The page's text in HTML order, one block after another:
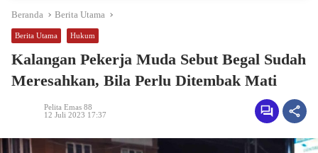
Beranda Berita Utama
Berita Utama Hukum
Kalangan Pekerja Muda Sebut Begal Sudah
Meresahkan, Bila Perlu Ditembak Mati
Pelita Emas 88
12 Juli 2023 17:37